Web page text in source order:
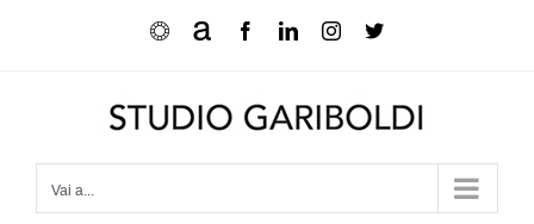
OculaArtnet FacebookLinkedInInstagram
X
Vai a...